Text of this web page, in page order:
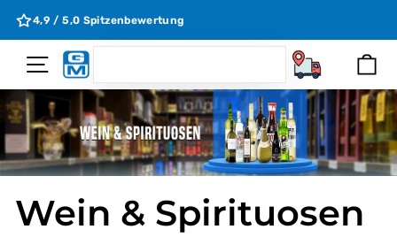
zum
4,9 / 5,0 Spitzenbewertung
Seitennavigation
Suchen
Wein & Spirituosen